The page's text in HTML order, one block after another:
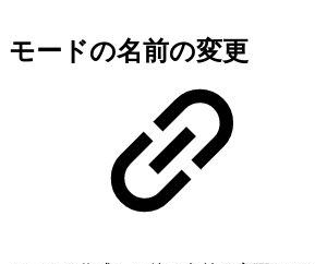
モードの名前の変更